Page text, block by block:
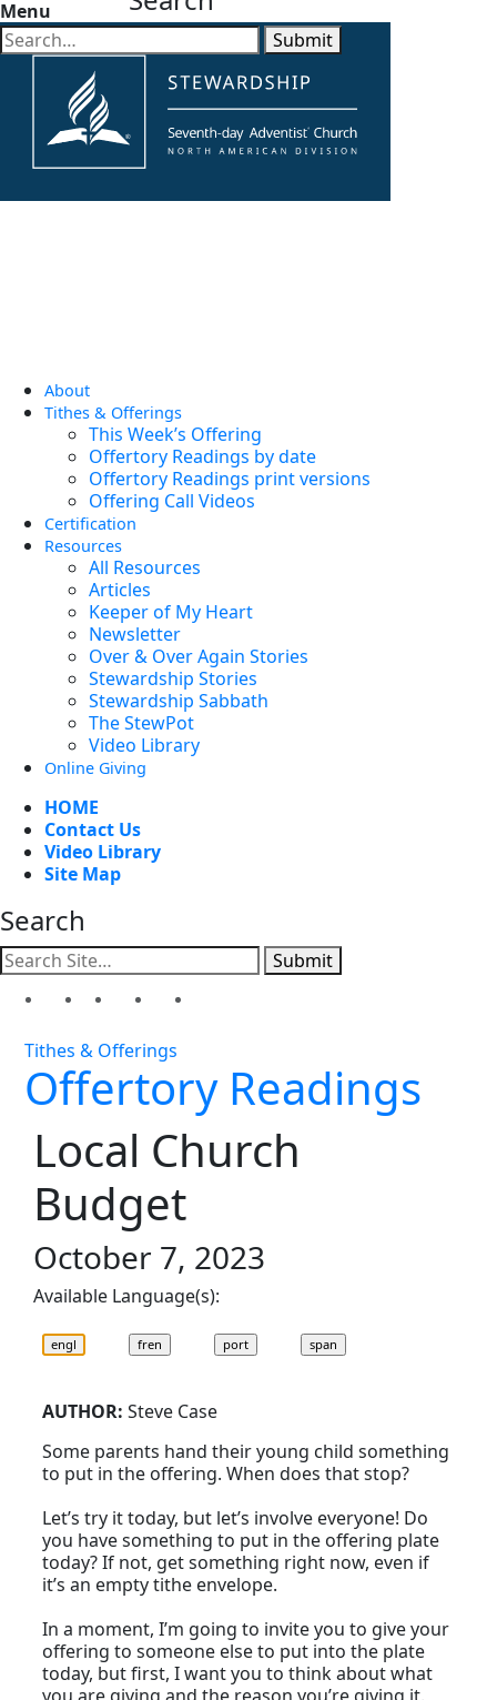
Menu
About
Tithes & Offerings
This Week’s Offering
Offertory Readings by date
Offertory Readings print versions
Offering Call Videos
Certification
Resources
All Resources
Articles
Keeper of My Heart
Newsletter
Over & Over Again Stories
Stewardship Stories
Stewardship Sabbath
The StewPot
Video Library
Online Giving
HOME
Contact Us
Video Library
Site Map
Search
Submit
Tithes & Offerings
Offertory Readings
Local Church
Budget
October 7, 2023
Available Language(s):
AUTHOR:Steve Case
Some parents hand their young child something
to put in the offering. When does that stop?
Let’s try it today, but let’s involve everyone! Do
you have something to put in the offering plate
today? If not, get something right now, even if
it’s an empty tithe envelope.
In a moment, I’m going to invite you to give your
offering to someone else to put into the plate
today, but first, I want you to think about what
Submit